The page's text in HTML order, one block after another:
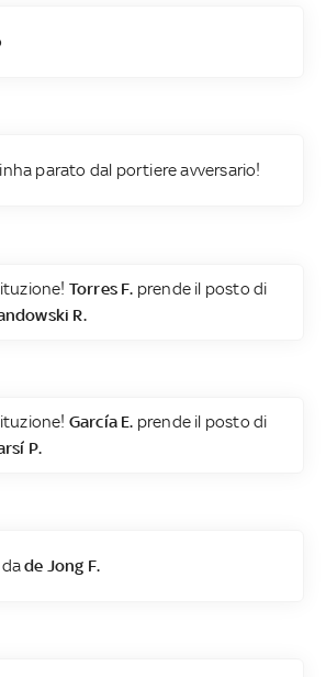
parato dal portiere avversario!
Torres F. prende il posto di
R.
García E. prende il posto di
P.
dade Jong F.